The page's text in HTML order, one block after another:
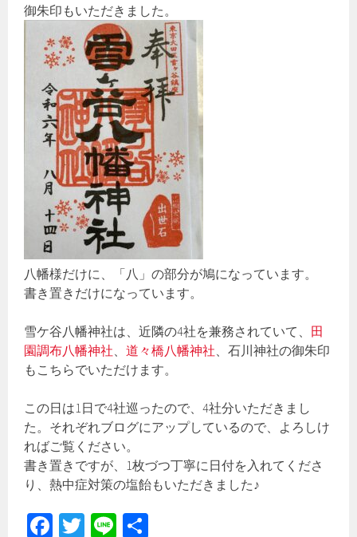
御朱印もいただきました。
八幡様だけに、「八」の部分が鳩になっています。
書き置きだけになっています。
雪ケ谷八幡神社は、近隣の4社を兼務されていて、 田
園調布八幡神社 、道々橋八幡神社 、石川神社の御朱印
もこちらでいただけます。
この日は1日で4社巡ったので、4社分いただきまし
た。それぞれブログにアップしているので、よろしけ
ればご覧ください。
書き置きですが、1枚づつ丁寧に日付を入れてくださ
り、熱中症対策の塩飴もいただきました♪
Fa T
Li